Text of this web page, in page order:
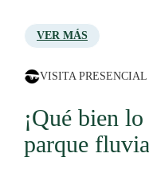
VER MÁS
VISITA PRESENCIAL
¡Qué bien
parque